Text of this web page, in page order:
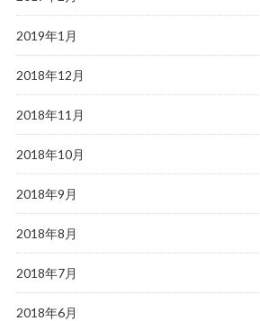
2019年1月
2018年12月
2018年11月
2018年10月
2018年9月
2018年8月
2018年7月
2018年6月